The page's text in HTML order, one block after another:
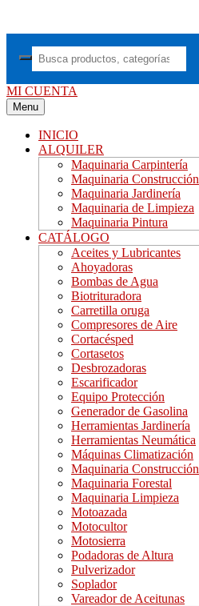
MI CUENTA
Menu
INICIO
ALQUILER
Maquinaria Carpintería
Maquinaria Construcción
Maquinaria Jardinería
Maquinaria de Limpieza
Maquinaria Pintura
CATÁLOGO
Aceites y Lubricantes
Ahoyadoras
Bombas de Agua
Biotrituradora
Carretilla oruga
Compresores de Aire
Cortacésped
Cortasetos
Desbrozadoras
Escarificador
Equipo Protección
Generador de Gasolina
Herramientas Jardinería
Herramientas Neumática
Máquinas Climatización
Maquinaria Construcción
Maquinaria Forestal
Maquinaria Limpieza
Motoazada
Motocultor
Motosierra
Podadoras de Altura
Pulverizador
Soplador
Vareador de Aceitunas